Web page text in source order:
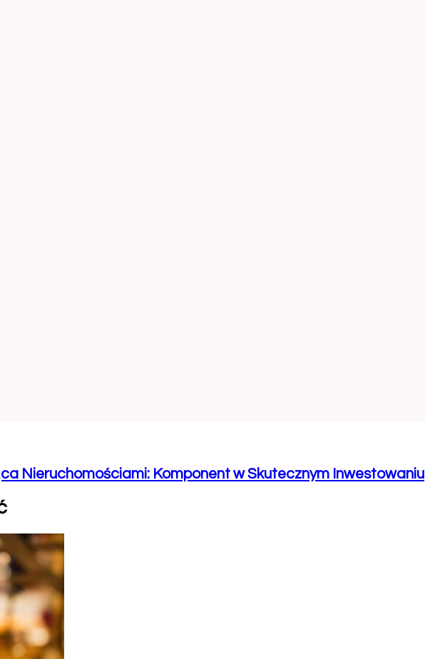
Nieruchomościami: Komponent w Skutecznym Inwestowaniu